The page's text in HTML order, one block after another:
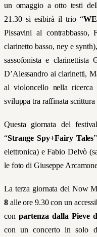
un omaggio a otto testi
21.30 si esibirà il trio “
Pissavini al contrabbasso,
clarinetto basso, ney e
sassofonista e
D’Alessandro ai clarinetti,
al violoncello nella ricerca
sviluppa tra raffinata
Questa giornata del
“Strange Spy+Fairy Tales”
elettronica) e Fabio Delvò
le foto di Giuseppe
La terza giornata del Now
8 alle ore 9.30 con un
conpartenza dalla Pieve
con un concerto in solo